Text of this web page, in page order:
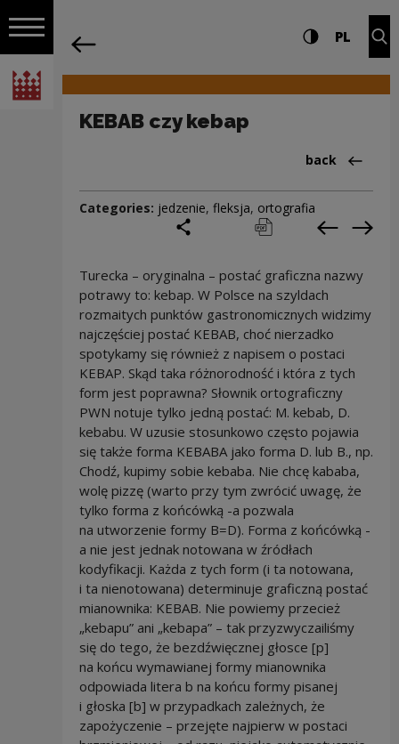
Open navigation
National Centre for Culture Poland
Navigation Settings and search
High contrast
PL
KEBAB czy kebap
Back
back
Categories: jedzenie, fleksja, ortografia
print pobierz Previous
Turecka – oryginalna – postać graficzna nazwy
potrawy to: kebap. W Polsce na szyldach
rozmaitych punktów gastronomicznych widzimy
najczęściej postać KEBAB, choć nierzadko
spotykamy się również z napisem o postaci
KEBAP. Skąd taka różnorodność i która z tych
form jest poprawna? Słownik ortograficzny
PWN notuje tylko jedną postać: M. kebab, D.
kebabu. W uzusie stosunkowo często pojawia
się także forma KEBABA jako forma D. lub B., np.
Chodź, kupimy sobie kebaba. Nie chcę kababa,
wolę pizzę (warto przy tym zwrócić uwagę, że
tylko forma z końcówką -a pozwala
na utworzenie formy B=D). Forma z końcówką -
a nie jest jednak notowana w źródłach
kodyfikacji. Każda z tych form (i ta notowana,
i ta nienotowana) determinuje graficzną postać
mianownika: KEBAB. Nie powiemy przecież
„kebapu” ani „kebapa” – tak przyzwyczailiśmy
się do tego, że bezdźwięcznej głosce [p]
na końcu wymawianej formy mianownika
odpowiada litera b na końcu formy pisanej
i głoska [b] w przypadkach zależnych, że
zapożyczenie – przejęte najpierw w postaci